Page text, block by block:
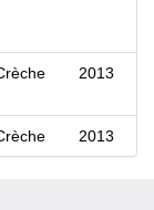
2013
2013